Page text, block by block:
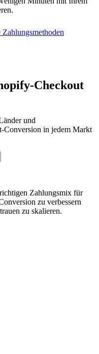
Zahlungsmethoden
Checkout
und
Conversion in jedem Markt
Zahlungsmix für
zu verbessern
zu skalieren.